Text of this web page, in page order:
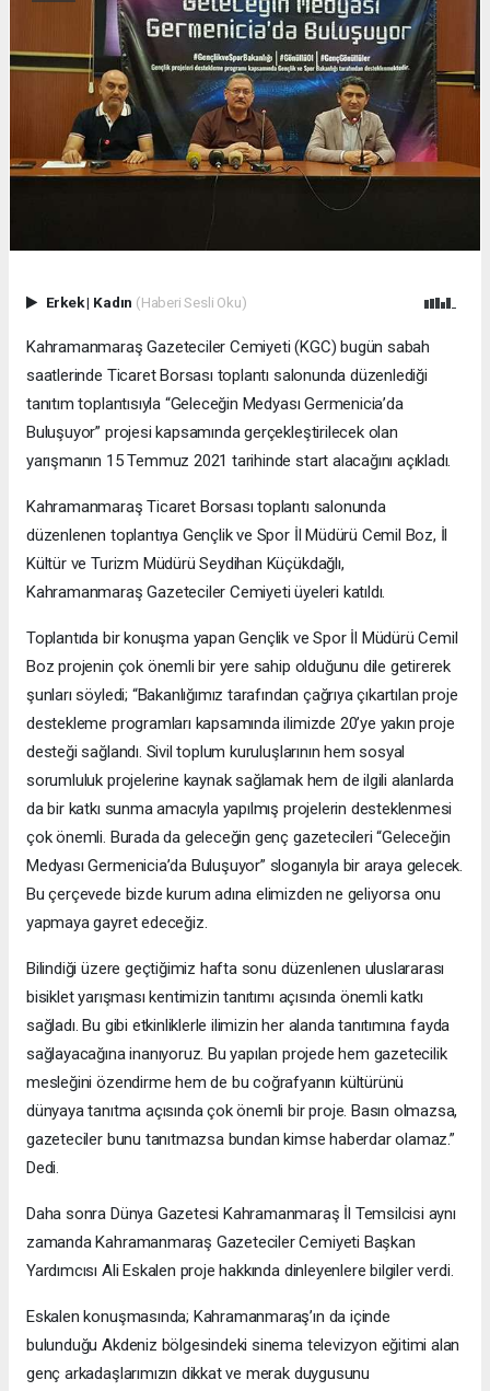
Erkek| Kadın (Haberi Sesli Oku)
Kahramanmaraş Gazeteciler Cemiyeti (KGC) bugün sabah
saatlerinde Ticaret Borsası toplantı salonunda düzenlediği
tanıtım toplantısıyla “Geleceğin Medyası Germenicia’da
Buluşuyor” projesi kapsamında gerçekleştirilecek olan
yarışmanın 15 Temmuz 2021 tarihinde start alacağını açıkladı.
Kahramanmaraş Ticaret Borsası toplantı salonunda
düzenlenen toplantıya Gençlik ve Spor İl Müdürü Cemil Boz, İl
Kültür ve Turizm Müdürü Seydihan Küçükdağlı,
Kahramanmaraş Gazeteciler Cemiyeti üyeleri katıldı.
Toplantıda bir konuşma yapan Gençlik ve Spor İl Müdürü Cemil
Boz projenin çok önemli bir yere sahip olduğunu dile getirerek
şunları söyledi; “Bakanlığımız tarafından çağrıya çıkartılan proje
destekleme programları kapsamında ilimizde 20’ye yakın proje
desteği sağlandı. Sivil toplum kuruluşlarının hem sosyal
sorumluluk projelerine kaynak sağlamak hem de ilgili alanlarda
da bir katkı sunma amacıyla yapılmış projelerin desteklenmesi
çok önemli. Burada da geleceğin genç gazetecileri “Geleceğin
Medyası Germenicia’da Buluşuyor” sloganıyla bir araya gelecek.
Bu çerçevede bizde kurum adına elimizden ne geliyorsa onu
yapmaya gayret edeceğiz.
Bilindiği üzere geçtiğimiz hafta sonu düzenlenen uluslararası
bisiklet yarışması kentimizin tanıtımı açısında önemli katkı
sağladı. Bu gibi etkinliklerle ilimizin her alanda tanıtımına fayda
sağlayacağına inanıyoruz. Bu yapılan projede hem gazetecilik
mesleğini özendirme hem de bu coğrafyanın kültürünü
dünyaya tanıtma açısında çok önemli bir proje. Basın olmazsa,
gazeteciler bunu tanıtmazsa bundan kimse haberdar olamaz.”
Dedi.
Daha sonra Dünya Gazetesi Kahramanmaraş İl Temsilcisi aynı
zamanda Kahramanmaraş Gazeteciler Cemiyeti Başkan
Yardımcısı Ali Eskalen proje hakkında dinleyenlere bilgiler verdi.
Eskalen konuşmasında; Kahramanmaraş’ın da içinde
bulunduğu Akdeniz bölgesindeki sinema televizyon eğitimi alan
genç arkadaşlarımızın dikkat ve merak duygusunu